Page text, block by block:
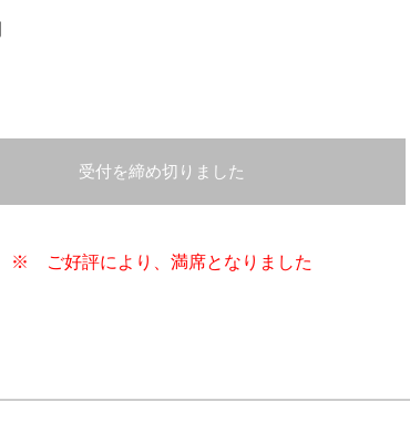
受付を締め切りました
※ ご好評により、満席となりました